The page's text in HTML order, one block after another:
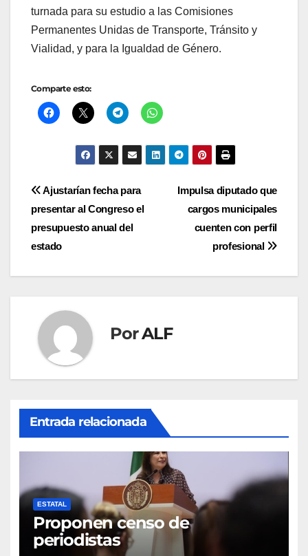
turnada para su estudio a las Comisiones
Permanentes Unidas de Transporte, Tránsito y
Vialidad, y para la Igualdad de Género.
Comparte esto:
Navegación
de
entradas
Impulsa diputado que
cargos municipales
cuenten con perfil
profesional
Ajustarían fecha para
presentar al Congreso el
presupuesto anual del
estado
PorALF
Entrada relacionada
ESTATAL
Proponen censo de
periodistas